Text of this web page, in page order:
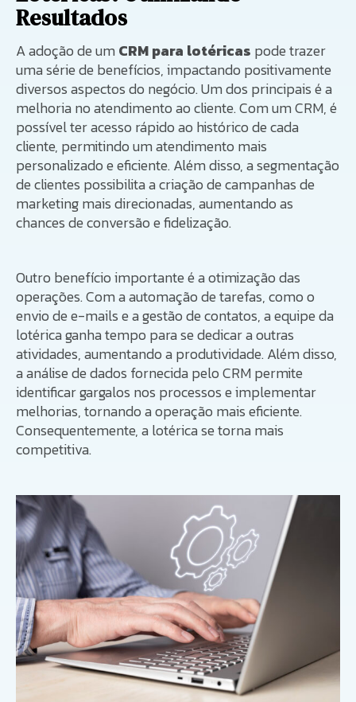
Resultados
A adoção de umCRM para lotéricas pode trazer
uma série de benefícios, impactando positivamente
diversos aspectos do negócio. Um dos principais é a
melhoria no atendimento ao cliente. Com um CRM, é
possível ter acesso rápido ao histórico de cada
cliente, permitindo um atendimento mais
personalizado e eficiente. Além disso, a segmentação
de clientes possibilita a criação de campanhas de
marketing mais direcionadas, aumentando as
chances de conversão e fidelização.
Outro benefício importante é a otimização das
operações. Com a automação de tarefas, como o
envio de e-mails e a gestão de contatos, a equipe da
lotérica ganha tempo para se dedicar a outras
atividades, aumentando a produtividade. Além disso,
a análise de dados fornecida pelo CRM permite
identificar gargalos nos processos e implementar
melhorias, tornando a operação mais eficiente.
Consequentemente, a lotérica se torna mais
competitiva.